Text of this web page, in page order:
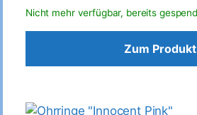
Zum Produkt